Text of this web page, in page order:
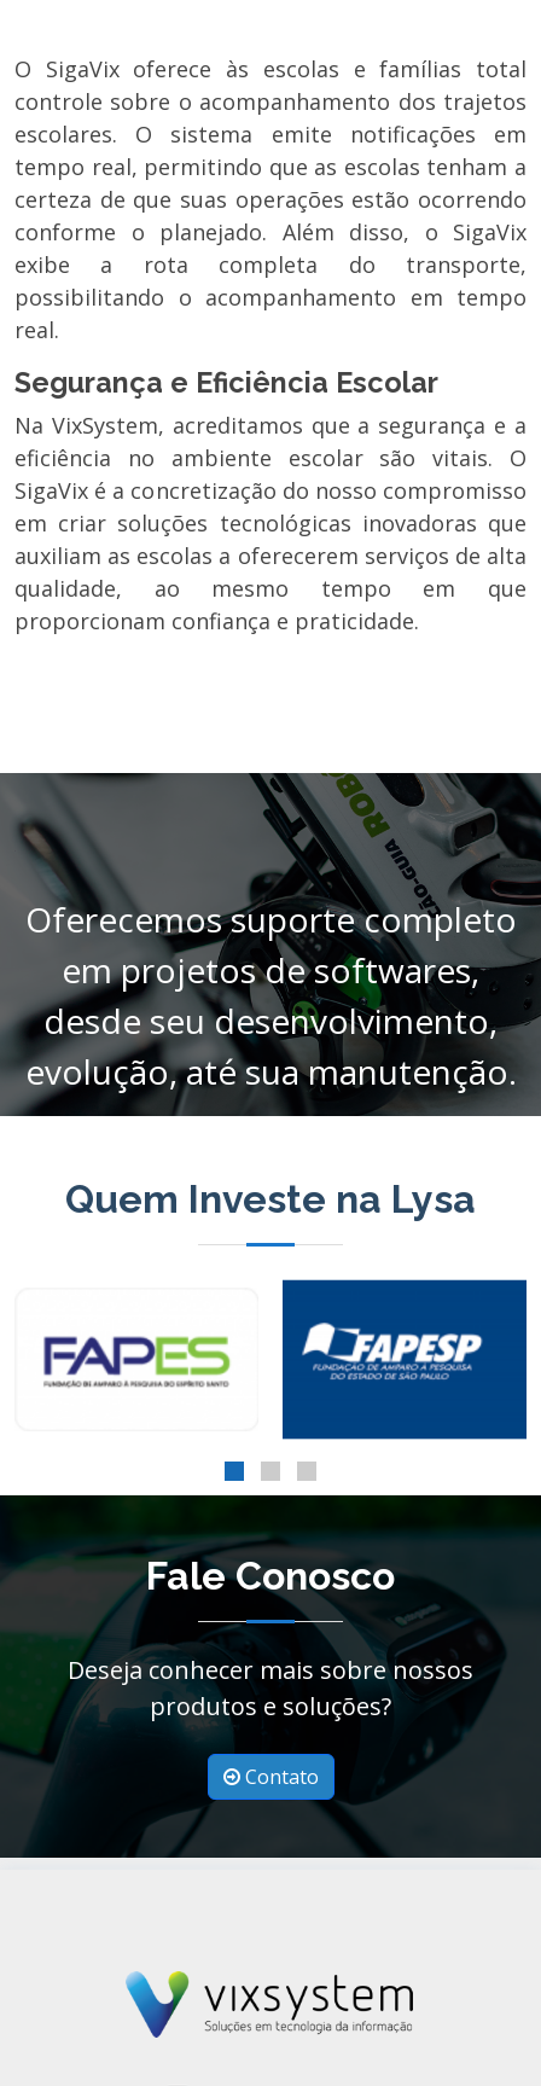
O SigaVix oferece às escolas e famílias total
controle sobre o acompanhamento dos trajetos
escolares. O sistema emite notificações em
tempo real, permitindo que as escolas tenham a
certeza de que suas operações estão ocorrendo
conforme o planejado. Além disso, o SigaVix
exibe a rota completa do transporte,
possibilitando o acompanhamento em tempo
real.
Segurança e Eficiência Escolar
Na VixSystem, acreditamos que a segurança e a
eficiência no ambiente escolar são vitais. O
SigaVix é a concretização do nosso compromisso
em criar soluções tecnológicas inovadoras que
auxiliam as escolas a oferecerem serviços de alta
qualidade, ao mesmo tempo em que
proporcionam confiança e praticidade.
Oferecemos suporte completo
em projetos de softwares,
desde seu desenvolvimento,
evolução, até sua manutenção.
Quem Investe na Lysa
Fale Conosco
Deseja conhecer mais sobre nossos
produtos e soluções?
Contato